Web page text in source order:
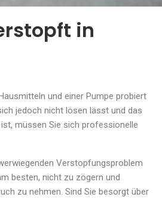
in
und einer Pumpe probiert
jedoch nicht lösen lässt und das
müssen Sie sich professionelle
Verstopfungsproblem
besten, nicht zu zögern und
zu nehmen. Sind Sie besorgt über